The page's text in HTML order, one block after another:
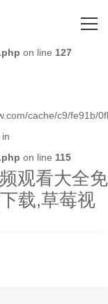
on line 127
cache/c9/fe91b/
on line 115
观看大全免
载,草莓视